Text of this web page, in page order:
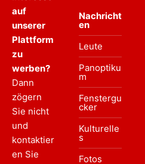
auf
unserer
Plattform
zu
werben?
Dann
zögern
Sie nicht
und
kontaktier
en Sie
Nachricht
en
Leute
Panoptiku
m
Fenstergu
cker
Kulturelle
s
Fotos